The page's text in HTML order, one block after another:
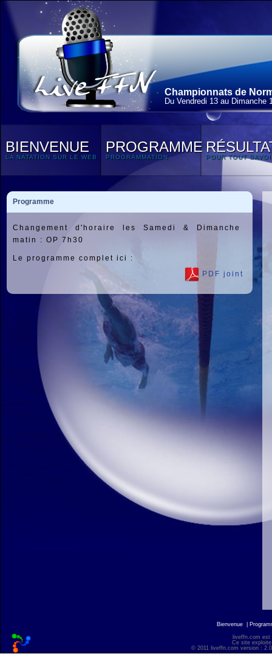
Championnats de
Du Vendredi 13 au Dimanche
BIENVENUE
LA NATATION SUR LE WEB
PROGRAMME
PROGRAMMATION POUR TOUT
Programme
Changement d'horaire les Samedi & Dimanche
matin : OP 7h30
Le programme complet ici :
PDF joint
Bienvenue
liveffn.com est
Ce site
© 2011 liveffn.com version :